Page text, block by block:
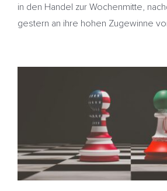
in den Handel zur Wochenmitte,
gestern an ihre hohen Zugewinne
Aussicht auf Sanktionen stützt
Überangebot –
HeizölNews IEA Iran OPEC US-